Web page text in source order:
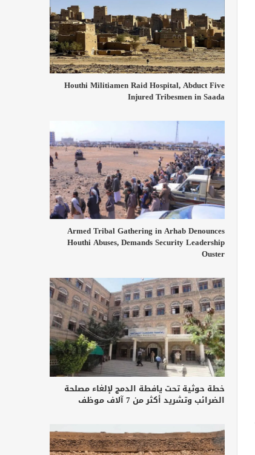
Houthi Militiamen Raid Hospital, Abduct Five
Injured Tribesmen in Saada
Armed Tribal Gathering in Arhab Denounces
Houthi Abuses, Demands Security Leadership
Ouster
خطة حوثية تحت يافطة الدمج لإلغاء مصلحة
الضرائب وتشريد أكثر من 7 آلاف موظف